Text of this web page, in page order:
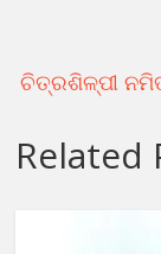
ଚିତ୍ରଶିଳ୍ପୀ
Related